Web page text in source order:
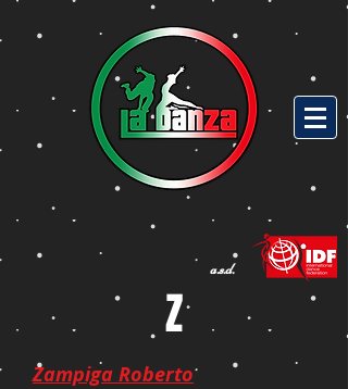
a.s.d.
Z
Zampiga Roberto